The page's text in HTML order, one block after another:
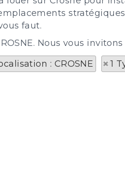
faut.
Nous vous
: CROSNE
1